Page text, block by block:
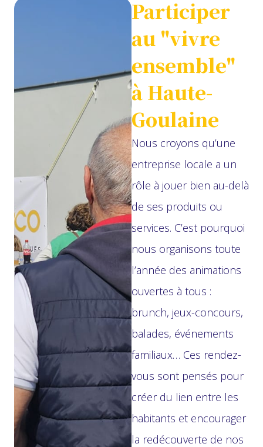
opérations
commerciales,
relais d’actualités…
Vous ne restez jamais
invisible avec une
cotisation annuelle
accessible (100 € par
an).
Participer
au "vivre
ensemble"
à Haute-
Goulaine
Nous croyons qu’une
entreprise locale a un
rôle à jouer bien au-delà
de ses produits ou
services. C’est pourquoi
nous organisons toute
l’année des animations
ouvertes à tous :
brunch, jeux-concours,
balades, événements
familiaux… Ces rendez-
vous sont pensés pour
créer du lien entre les
habitants et encourager
la redécouverte de nos